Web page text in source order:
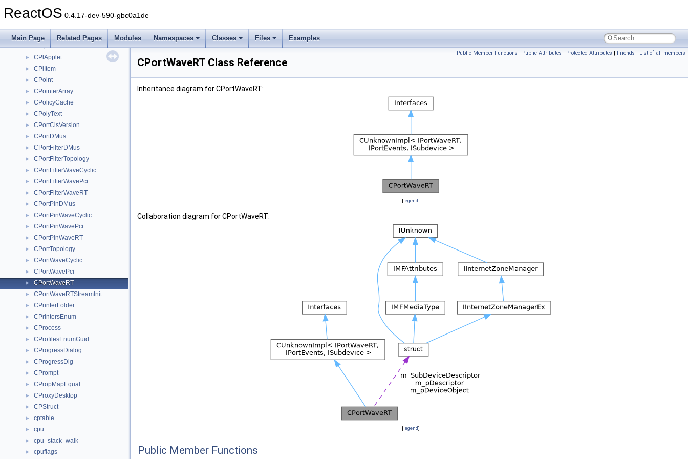
ReactOS 0.4.17-dev-590-gbc0a1de
Main Page Related Pages Modules Namespaces Classes Files Examples
► CPin
►
► CPipedProcess
► CPlApplet
► CPlItem
► CPoint
► CPointerArray
► CPolicyCache
► CPolyText
► CPortClsVersion
► CPortDMus
► CPortFilterDMus
► CPortFilterTopology
► CPortFilterWaveCyclic
► CPortFilterWavePci
► CPortFilterWaveRT
► CPortPinDMus
► CPortPinWaveCyclic
► CPortPinWavePci
► CPortPinWaveRT
► CPortTopology
► CPortWaveCyclic
► CPortWavePci
► CPortWaveRT
► CPortWaveRTStreamInit
► CPrinterFolder
► CPrintersEnum
► CProcess
► CProfilesEnumGuid
► CProgressDialog
► CProgressDlg
► CPrompt
► CPropMapEqual
► CProxyDesktop
► CPStruct
► cptable
► cpu
► cpu_stack_walk
► cpuflags
Public Member Functions | Public Attributes | Protected Attributes | Friends | List of all members
CPortWaveRT Class Reference
Inheritance diagram for CPortWaveRT:
[legend]
Collaboration diagram for CPortWaveRT:
[legend]
Public Member Functions